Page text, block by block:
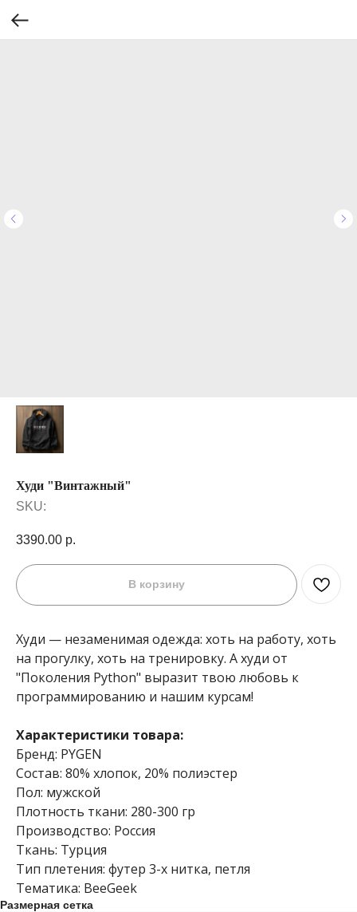
Худи "Винтажный"
SKU:
3390.00 р.
В корзину
Худи — незаменимая одежда: хоть на работу, хоть
на прогулку, хоть на тренировку. А худи от
"Поколения Python" выразит твою любовь к
программированию и нашим курсам!
Характеристики товара:
Бренд: PYGEN
Состав: 80% хлопок, 20% полиэстер
Пол: мужской
Плотность ткани: 280-300 гр
Производство: Россия
Ткань: Турция
Тип плетения: футер 3-х нитка, петля
Тематика: BeeGeek
Размерная сетка